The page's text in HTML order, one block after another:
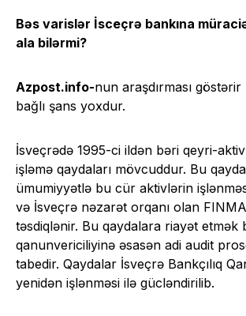
Bəs varislər İsceçrə bankına
ala bilərmi?
Azpost.info-nun araşdırması
bağlı şans yoxdur.
İsveçrədə 1995-ci ildən bəri qeyri-
işləmə qaydaları mövcuddur. Bu
ümumiyyətlə bu cür aktivlərin
və İsveçrə nəzarət orqanı olan
təsdiqlənir. Bu qaydalara riayət etmək
qanunvericiliyinə əsasən adi audit
tabedir. Qaydalar İsveçrə Bankçılıq
yenidən işlənməsi ilə gücləndirilib.